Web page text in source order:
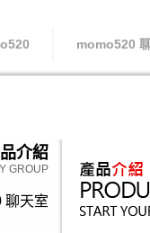
momo520
介紹
GROUP
聊天室